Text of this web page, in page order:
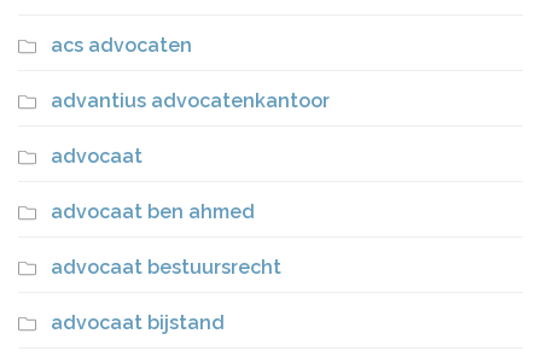
acs advocaten
advantius advocatenkantoor
advocaat
advocaat ben ahmed
advocaat bestuursrecht
advocaat bijstand